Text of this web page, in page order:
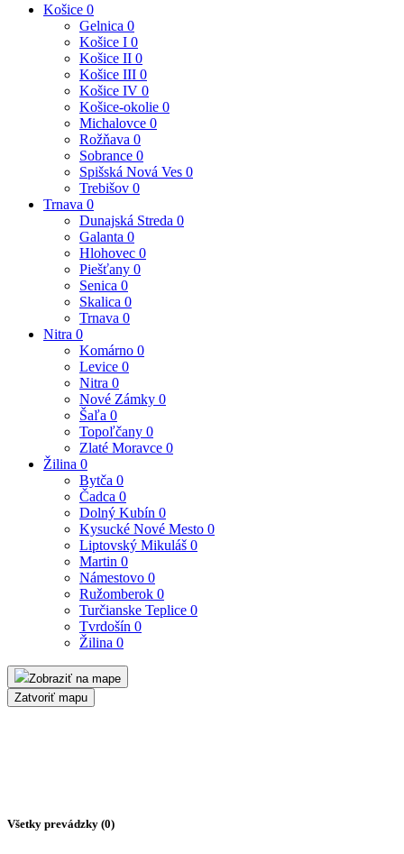
Košice 0
Gelnica 0
Košice I 0
Košice II 0
Košice III 0
Košice IV 0
Košice-okolie 0
Michalovce 0
Rožňava 0
Sobrance 0
Spišská Nová Ves 0
Trebišov 0
Trnava 0
Dunajská Streda 0
Galanta 0
Hlohovec 0
Piešťany 0
Senica 0
Skalica 0
Trnava 0
Nitra 0
Komárno 0
Levice 0
Nitra 0
Nové Zámky 0
Šaľa 0
Topoľčany 0
Zlaté Moravce 0
Žilina 0
Bytča 0
Čadca 0
Dolný Kubín 0
Kysucké Nové Mesto 0
Liptovský Mikuláš 0
Martin 0
Námestovo 0
Ružomberok 0
Turčianske Teplice 0
Tvrdošín 0
Žilina 0
Zobraziť na mape
Zatvoriť mapu
Všetky prevádzky (0)